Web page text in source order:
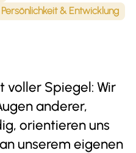
Persönlichkeit & Entwicklung
voller Spiegel: Wir
anderer,
orientieren uns
unserem eigenen